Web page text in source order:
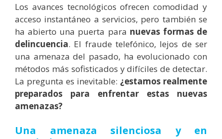
Los avances tecnológicos ofrecen comodidad y
acceso instantáneo a servicios, pero también se
ha abierto una puerta para nuevas formas de
delincuencia. El fraude telefónico, lejos de ser
una amenaza del pasado, ha evolucionado con
métodos más sofisticados y difíciles de detectar.
La pregunta es inevitable: ¿estamos realmente
preparados para enfrentar estas nuevas
amenazas?
Una amenaza silenciosa y en